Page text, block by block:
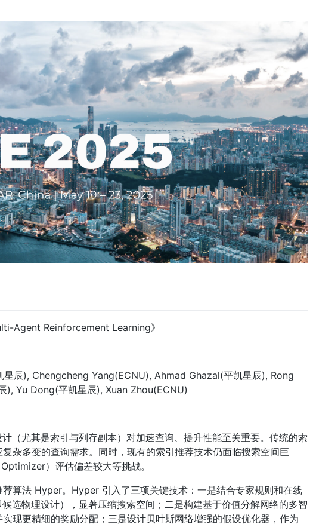
Agent Reinforcement Learning》
辰), Chengcheng Yang(ECNU), Ahmad Ghazal(平凯星辰), Rong
), Yu Dong(平凯星辰), Xuan Zhou(ECNU)
（尤其是索引与列存副本）对加速查询、提升性能至关重要。传统的索
杂多变的查询需求。同时，现有的索引推荐技术仍面临搜索空间巨
）评估偏差较大等挑战。
算法 Hyper。Hyper 引入了三项关键技术：一是结合专家规则和在线
选物理设计），显著压缩搜索空间；二是构建基于价值分解网络的多智
现更精细的奖励分配；三是设计贝叶斯网络增强的假设优化器，作为